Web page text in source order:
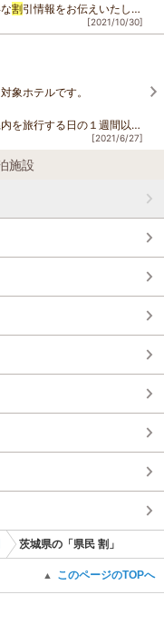
割引情報をお伝えいたしま
町村では様々な観光支援策
[2021/10/30]
対象ホテルです。
を旅行する日の１週間以内
て陰性であることを証明す
人１泊あたり最大１万
[2021/6/27]
施設
茨城県の「県民 割」
▲ このページのTOPへ